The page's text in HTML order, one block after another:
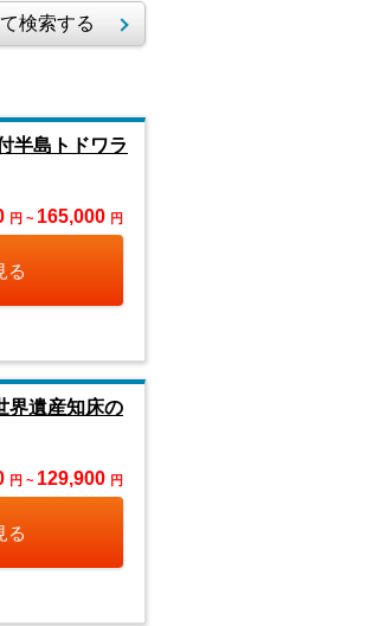
検索する
半島トドワラ
円 ~ 165,000 円
る
界遺産知床の
円 ~ 129,900 円
る